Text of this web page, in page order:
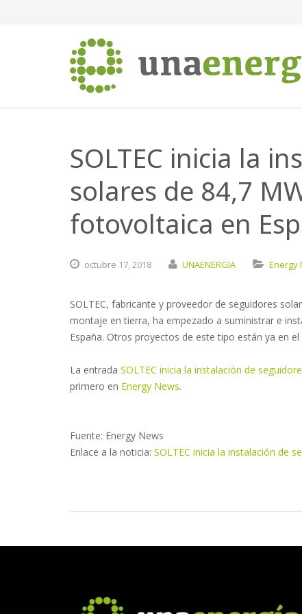
SOLTEC inicia la
solares de 84,7
fotovoltaica en
octubre 17,2018 UNAENERGIA Energy
SOLTEC, fabricante y proveedor de seguidores
montaje en tierra, ha empezado a suministrar e
España. Otros proyectos de este tipo están ya en
La entrada SOLTEC inicia la instalación de
primero en Energy News.
Fuente: Energy News
Enlace a la noticia: SOLTEC inicia la instalación de